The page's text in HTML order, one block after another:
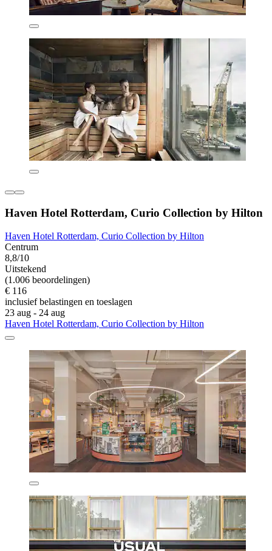
Haven Hotel Rotterdam, Curio Collection by Hilton
Haven Hotel Rotterdam, Curio Collection by Hilton
Centrum
8,8/10
Uitstekend
(1.006 beoordelingen)
€ 116
inclusief belastingen en toeslagen
23 aug - 24 aug
Haven Hotel Rotterdam, Curio Collection by Hilton